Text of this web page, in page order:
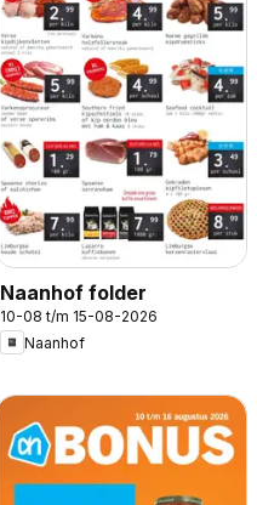
Naanhof folder
10-08 t/m 15-08-2026
Naanhof